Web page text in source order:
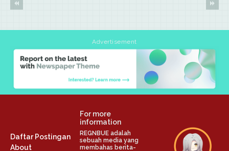
Advertisement
Daftar Postingan
About
For more
information
REGNBUE adalah
sebuah media yang
membahas berita-